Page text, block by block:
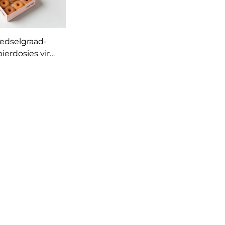
vir